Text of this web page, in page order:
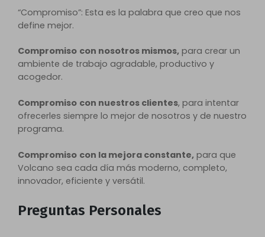
“Compromiso”: Esta es la palabra que creo que nos
define mejor.
Compromiso con nosotros mismos, para crear un
ambiente de trabajo agradable, productivo y
acogedor.
Compromiso con nuestros clientes, para intentar
ofrecerles siempre lo mejor de nosotros y de nuestro
programa.
Compromiso con la mejora constante, para que
Volcano sea cada día más moderno, completo,
innovador, eficiente y versátil.
Preguntas Personales